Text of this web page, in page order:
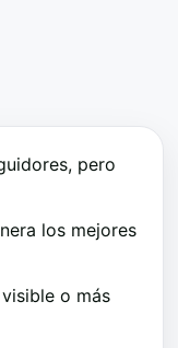
pero
los mejores
o más